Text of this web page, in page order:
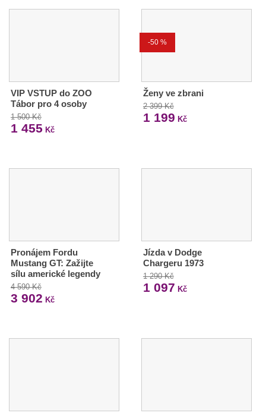
VIP VSTUP do ZOO
Tábor pro 4 osoby
1 500 Kč
1 455 Kč
-50 %
Ženy ve zbrani
2 399 Kč
1 199 Kč
Pronájem Fordu
Mustang GT: Zažijte
sílu americké legendy
4 590 Kč
3 902 Kč
Jízda v Dodge
Chargeru 1973
1 290 Kč
1 097 Kč